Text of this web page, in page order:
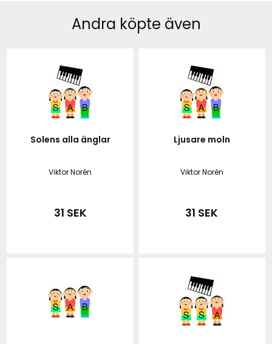
Andra köpte även
Solens alla änglar
Viktor Norén
31 SEK
Ljusare moln
Viktor Norén
31 SEK